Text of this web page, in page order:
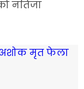
नतिजा